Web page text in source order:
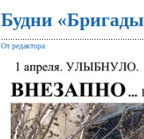
Будни
От редактора